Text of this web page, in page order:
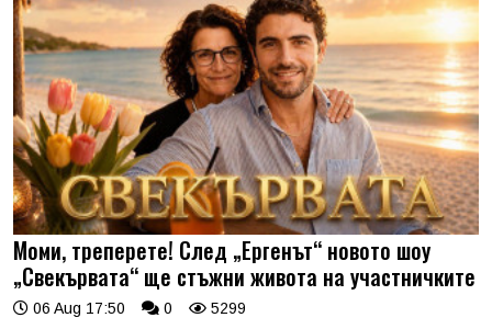
Моми, треперете! След „Ергенът“ новото шоу
„Свекървата“ ще стъжни живота на участничките
06 Aug 17:50 0 5299